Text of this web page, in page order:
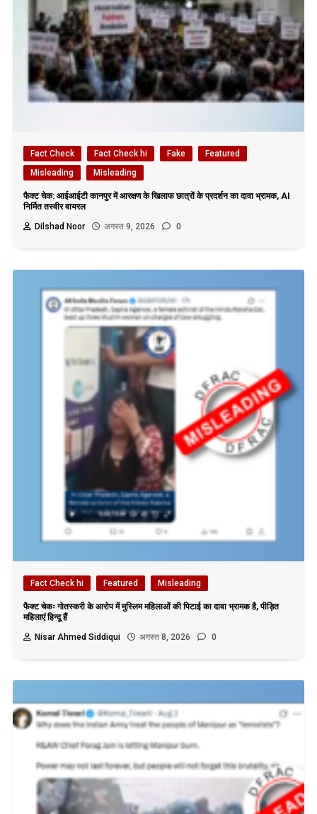
Fact Check Fact Check hi Fake
Featured
Misleading
Misleading
फैक्ट चेक: आईआईटी कानपुर में आरक्षण के खिलाफ छात्रों के प्रदर्शन का दावा भ्रामक, AI
निर्मित तस्वीर वायरल
Dilshad Noor
अगस्त 9, 2026 0
Fact Check hi Featured Misleading
फैक्ट चेकः गोतस्करी के आरोप में मुस्लिम महिलाओं की पिटाई का दावा भ्रामक है, पीड़ित
महिलाएं हिन्दू हैं
Nisar Ahmed Siddiqui
अगस्त 8, 2026 0